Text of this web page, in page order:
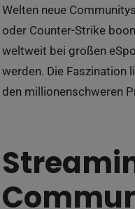
Welten neue
oder Counter-Strike
weltweit bei großen
werden. Die Faszination
den millionenschweren